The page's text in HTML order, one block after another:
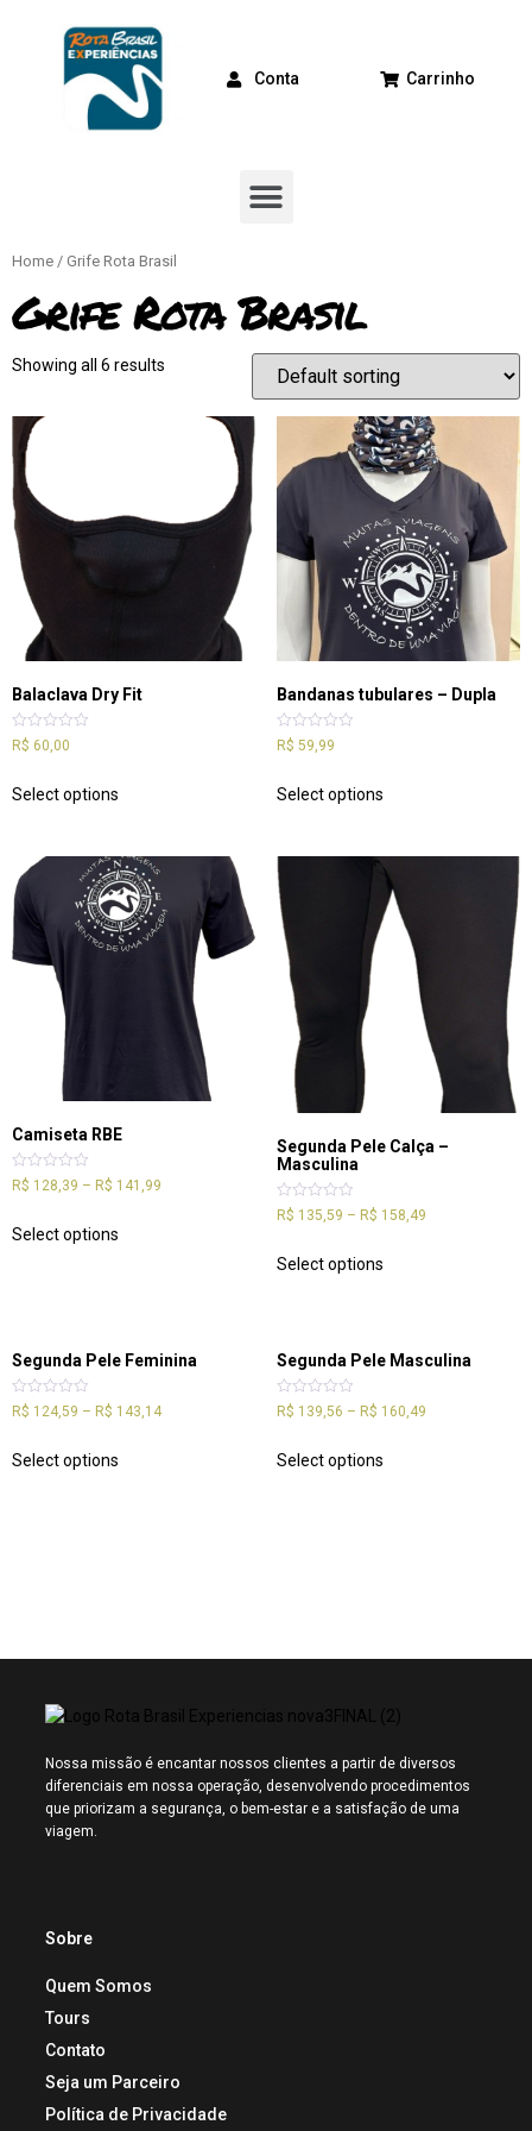
Conta Carrinho
Home / Grife Rota Brasil
Grife Rota Brasil
Showing all 6 results
Balaclava Dry Fit
Rated
0
5
R$ 60,00
Select options
Bandanas tubulares – Dupla
Rated
0
5
R$ 59,99
Select options
Camiseta RBE
Rated
0
5
R$ 128,39 – R$ 141,99
Select options
Segunda Pele Calça –
Masculina
Rated
0
5
R$ 135,59 – R$ 158,49
Select options
Segunda Pele Feminina
Rated
0
5
R$ 124,59 – R$ 143,14
Select options
Segunda Pele Masculina
Rated
0
5
R$ 139,56 – R$ 160,49
Select options
Nossa missão é encantar nossos clientes a partir de diversos
diferenciais em nossa operação, desenvolvendo procedimentos
que priorizam a segurança, o bem-estar e a satisfação de uma
viagem.
Sobre
Quem Somos
Tours
Contato
Seja um Parceiro
Política de Privacidade